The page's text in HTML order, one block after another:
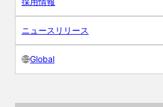
ニュースリリース
Global